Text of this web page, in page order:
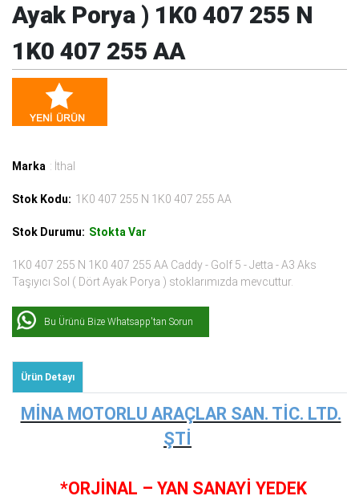
Ayak Porya ) 1K0 407 255 N
1K0 407 255 AA
Marka : İthal
Stok Kodu: 1K0 407 255 N 1K0 407 255 AA
Stok Durumu: Stokta Var
1K0 407 255 N 1K0 407 255 AA Caddy - Golf 5 - Jetta - A3 Aks
Taşıyıcı Sol ( Dört Ayak Porya ) stoklarımızda mevcuttur.
Bu Ürünü Bize Whatsapp'tan Sorun
Ürün Detayı
MİNA MOTORLU ARAÇLAR SAN. TİC. LTD.
ŞTİ
*ORJİNAL – YAN SANAYİ YEDEK